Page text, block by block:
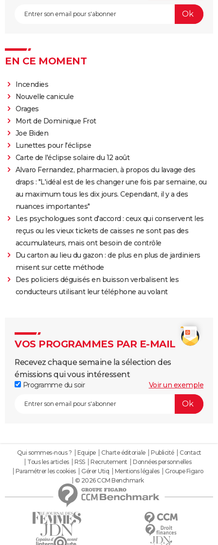
EN CE MOMENT
Incendies
Nouvelle canicule
Orages
Mort de Dominique Frot
Joe Biden
Lunettes pour l'éclipse
Carte de l'éclipse solaire du 12 août
Alvaro Fernandez, pharmacien, à propos du lavage des
draps : "L'idéal est de les changer une fois par semaine, ou
au maximum tous les dix jours. Cependant, il y a des
nuances importantes"
Les psychologues sont d'accord : ceux qui conservent les
reçus ou les vieux tickets de caisses ne sont pas des
accumulateurs, mais ont besoin de contrôle
Du carton au lieu du gazon : de plus en plus de jardiniers
misent sur cette méthode
Des policiers déguisés en buisson verbalisent les
conducteurs utilisant leur téléphone au volant
VOS PROGRAMMES PAR E-MAIL
Recevez chaque semaine la sélection des
émissions qui vous intéressent
Programme du soir Voir un exemple
Qui sommes-nous ? Equipe Charte éditoriale Publicité
Contact
Tous les articles
RSS Recrutement
Données personnelles
Paramétrer les cookies
Gérer Utiq Mentions légales
Groupe Figaro
© 2026 CCM Benchmark